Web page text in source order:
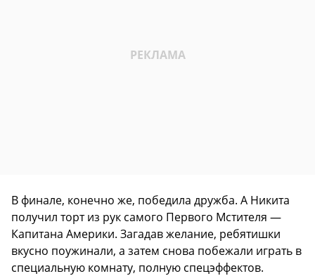
В финале, конечно же, победила дружба. А Никита
получил торт из рук самого Первого Мстителя —
Капитана Америки. Загадав желание, ребятишки
вкусно поужинали, а затем снова побежали играть в
специальную комнату, полную спецэффектов.